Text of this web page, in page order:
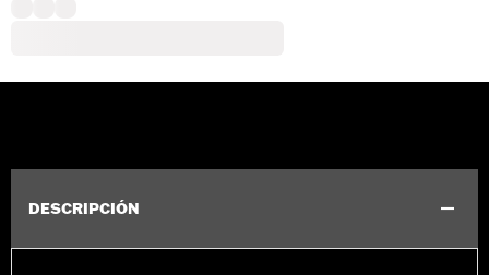
DESCRIPCIÓN